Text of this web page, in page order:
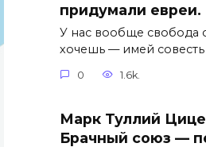
придумали евреи.
У нас вообще свобода
хочешь — имей совесть
0 1.6k.
Марк Туллий
Брачный союз —